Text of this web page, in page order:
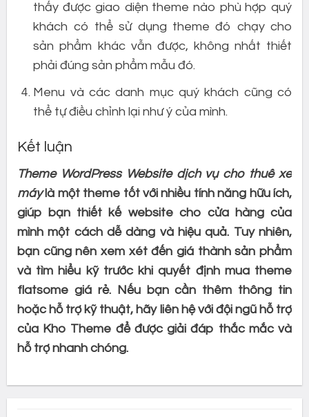
thấy được giao diện theme nào phù hợp quý
khách có thể sử dụng theme đó chạy cho
sản phẩm khác vẫn được, không nhất thiết
phải đúng sản phẩm mẫu đó.
Menu và các danh mục quý khách cũng có
thể tự điều chỉnh lại như ý của mình.
Kết luận
Theme WordPress Website dịch vụ cho thuê xe
máy là một theme tốt với nhiều tính năng hữu ích,
giúp bạn thiết kế website cho cửa hàng của
mình một cách dễ dàng và hiệu quả. Tuy nhiên,
bạn cũng nên xem xét đến giá thành sản phẩm
và tìm hiểu kỹ trước khi quyết định mua theme
flatsome giá rẻ. Nếu bạn cần thêm thông tin
hoặc hỗ trợ kỹ thuật, hãy liên hệ với đội ngũ hỗ trợ
của Kho Theme để được giải đáp thắc mắc và
hỗ trợ nhanh chóng.